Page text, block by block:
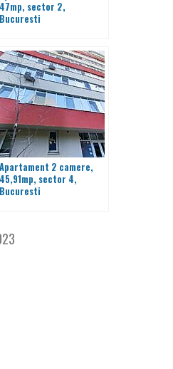
47mp, sector 2,
Bucuresti
Apartament 2 camere,
45,91mp, sector 4,
Bucuresti